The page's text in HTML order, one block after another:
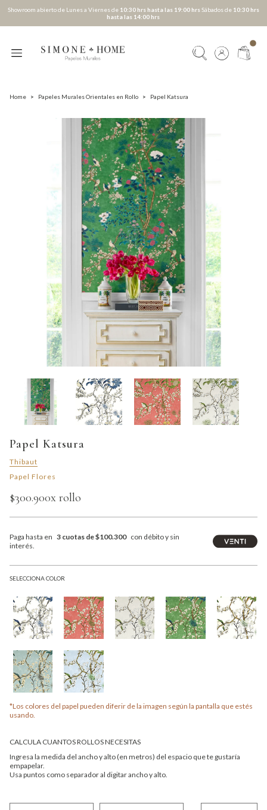
Showroom abierto de Lunes a Viernes de 10:30 hrs hasta las 19:00 hrsSábados de 10:30 hrs
hasta las 14:00 hrs
Home > Papeles Murales Orientales en Rollo > Papel Katsura
Papel Katsura
Thibaut
Papel Flores
$300.900x rollo
Paga hasta en 3 cuotas de $100.300 con débito y sin
interés.
SELECCIONA COLOR
*Los colores del papel pueden diferir de la imagen según la pantalla que estés
usando.
CALCULA CUANTOS ROLLOS NECESITAS
Ingresa la medida del ancho y alto (en metros) del espacio que te gustaría
empapelar.
Usa puntos como separador al digitar ancho y alto.